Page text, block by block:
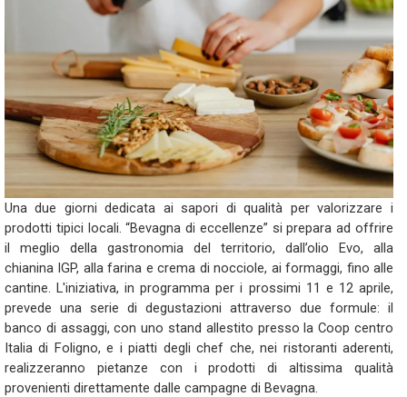
Una due giorni dedicata ai sapori di qualità per valorizzare i
prodotti tipici locali. “Bevagna di eccellenze” si prepara ad offrire
il meglio della gastronomia del territorio, dall’olio Evo, alla
chianina IGP, alla farina e crema di nocciole, ai formaggi, fino alle
cantine. L'iniziativa, in programma per i prossimi 11 e 12 aprile,
prevede una serie di degustazioni attraverso due formule: il
banco di assaggi, con uno stand allestito presso la Coop centro
Italia di Foligno, e i piatti degli chef che, nei ristoranti aderenti,
realizzeranno pietanze con i prodotti di altissima qualità
provenienti direttamente dalle campagne di Bevagna.